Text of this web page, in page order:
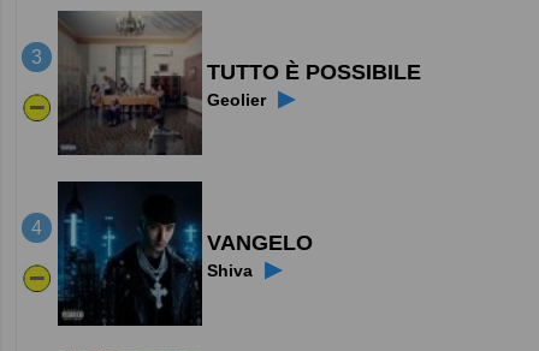
3
TUTTO È POSSIBILE
Geolier ▶
4
VANGELO
Shiva ▶